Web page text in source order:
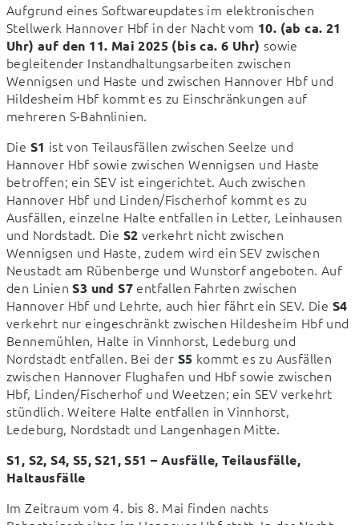
Aufgrund eines Softwareupdates im elektronischen
Stellwerk Hannover Hbf in der Nacht vom 10. (ab ca. 21
Uhr) auf den 11. Mai 2025 (bis ca. 6 Uhr) sowie
begleitender Instandhaltungsarbeiten zwischen
Wennigsen und Haste und zwischen Hannover Hbf und
Hildesheim Hbf kommt es zu Einschränkungen auf
mehreren S-Bahnlinien.
Die S1 ist von Teilausfällen zwischen Seelze und
Hannover Hbf sowie zwischen Wennigsen und Haste
betroffen; ein SEV ist eingerichtet. Auch zwischen
Hannover Hbf und Linden/Fischerhof kommt es zu
Ausfällen, einzelne Halte entfallen in Letter, Leinhausen
und Nordstadt. Die S2 verkehrt nicht zwischen
Wennigsen und Haste, zudem wird ein SEV zwischen
Neustadt am Rübenberge und Wunstorf angeboten. Auf
den Linien S3 und S7 entfallen Fahrten zwischen
Hannover Hbf und Lehrte, auch hier fährt ein SEV. Die S4
verkehrt nur eingeschränkt zwischen Hildesheim Hbf und
Bennemühlen, Halte in Vinnhorst, Ledeburg und
Nordstadt entfallen. Bei der S5 kommt es zu Ausfällen
zwischen Hannover Flughafen und Hbf sowie zwischen
Hbf, Linden/Fischerhof und Weetzen; ein SEV verkehrt
stündlich. Weitere Halte entfallen in Vinnhorst,
Ledeburg, Nordstadt und Langenhagen Mitte.
S1, S2, S4, S5, S21, S51 – Ausfälle, Teilausfälle,
Haltausfälle
Im Zeitraum vom 4. bis 8. Mai finden nachts